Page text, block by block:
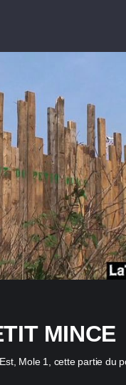
MINCE
Mole 1, cette partie du